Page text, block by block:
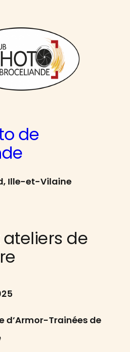
de
Ille-et-Vilaine
ateliers de
d’Armor-Trainées de